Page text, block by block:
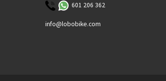
601 206 362
info@lobobike.com